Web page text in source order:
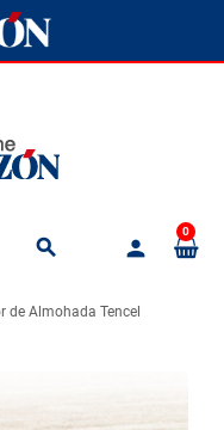
search person
0
de Almohada Tencel